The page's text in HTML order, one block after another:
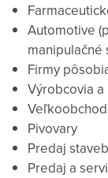
Automotive
manipulačné
Firmy
Výrobcovia
Pivovary
Predaj
Predaj a